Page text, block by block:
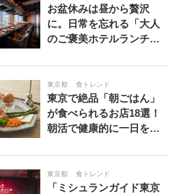
お盆休みは昼から贅沢
に。日常を忘れる「大人
のご褒美ホテルランチ…
東京都 食トレンド
東京で絶品「朝ごはん」
が食べられるお店18選！
朝活で健康的に一日を…
東京都 食トレンド
「ミシュランガイド東京